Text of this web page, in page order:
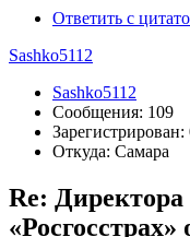
Ответить с
Sashko5112
Sashko5112
Сообщения: 109
Откуда: Самара
Re: